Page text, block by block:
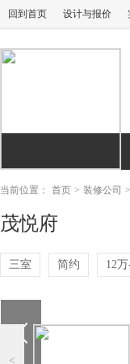
回到首页 设计与报价
当前位置： 首页 > 装修公司 >
茂悦府
三室 简约 12
<